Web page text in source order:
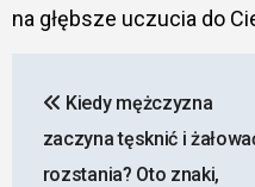
na głębsze uczucia do
wpisu
Kiedy mężczyzna
zaczyna tęsknić i
rozstania? Oto znaki,